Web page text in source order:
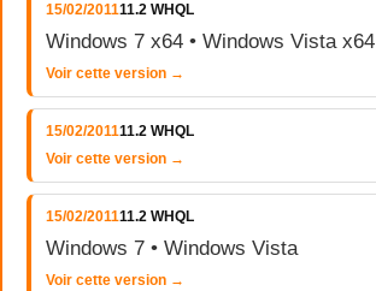
15/02/201111.2 WHQL
Windows 7 x64 • Windows Vista x64
Voir cette version →
15/02/201111.2 WHQL
Voir cette version →
15/02/201111.2 WHQL
Windows 7 • Windows Vista
Voir cette version →